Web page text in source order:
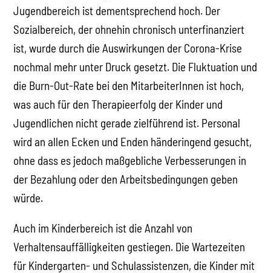
Jugendbereich ist dementsprechend hoch. Der
Sozialbereich, der ohnehin chronisch unterfinanziert
ist, wurde durch die Auswirkungen der Corona-Krise
nochmal mehr unter Druck gesetzt. Die Fluktuation und
die Burn-Out-Rate bei den MitarbeiterInnen ist hoch,
was auch für den Therapieerfolg der Kinder und
Jugendlichen nicht gerade zielführend ist. Personal
wird an allen Ecken und Enden händeringend gesucht,
ohne dass es jedoch maßgebliche Verbesserungen in
der Bezahlung oder den Arbeitsbedingungen geben
würde.
Auch im Kinderbereich ist die Anzahl von
Verhaltensauffälligkeiten gestiegen. Die Wartezeiten
für Kindergarten- und Schulassistenzen, die Kinder mit